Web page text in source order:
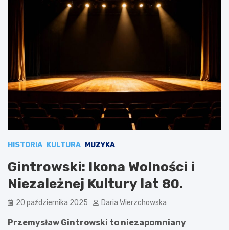
HISTORIA KULTURA MUZYKA
Gintrowski: Ikona Wolności i
Niezależnej Kultury lat 80.
20 października 2025 Daria Wierzchowska
Przemysław Gintrowski to niezapomniany